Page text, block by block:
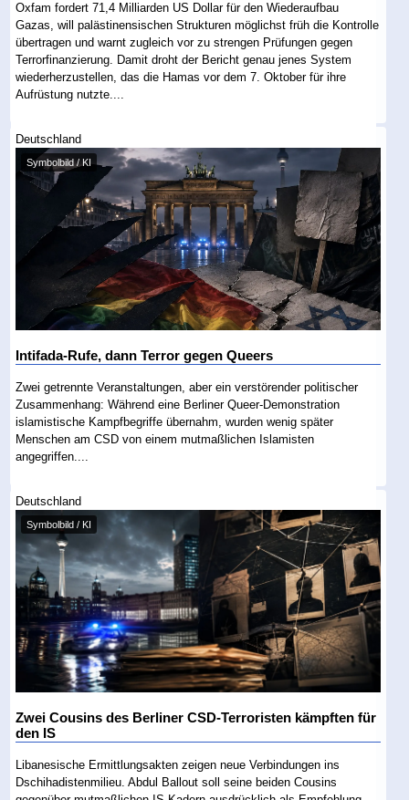
Oxfam fordert 71,4 Milliarden US Dollar für den Wiederaufbau
Gazas, will palästinensischen Strukturen möglichst früh die Kontrolle
übertragen und warnt zugleich vor zu strengen Prüfungen gegen
Terrorfinanzierung. Damit droht der Bericht genau jenes System
wiederherzustellen, das die Hamas vor dem 7. Oktober für ihre
Aufrüstung nutzte....
Deutschland
Symbolbild / KI
Intifada-Rufe, dann Terror gegen Queers
Zwei getrennte Veranstaltungen, aber ein verstörender politischer
Zusammenhang: Während eine Berliner Queer-Demonstration
islamistische Kampfbegriffe übernahm, wurden wenig später
Menschen am CSD von einem mutmaßlichen Islamisten
angegriffen....
Deutschland
Symbolbild / KI
Zwei Cousins des Berliner CSD-Terroristen kämpften für
den IS
Libanesische Ermittlungsakten zeigen neue Verbindungen ins
Dschihadistenmilieu. Abdul Ballout soll seine beiden Cousins